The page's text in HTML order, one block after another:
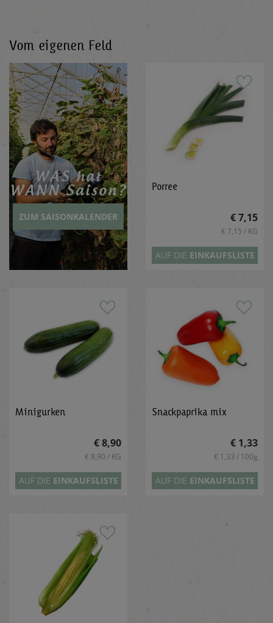
Vom eigenen Feld
WAS hat
WANN Sai­son?
ZUM SAISONKALENDER
Porree
€ 7,15
€ 7,15 / KG
AUF DIE EINKAUFSLISTE
Minigurken
€ 8,90
€ 8,90 / KG
AUF DIE EINKAUFSLISTE
Snackpaprika mix
€ 1,33
€ 1,33 / 100g
AUF DIE EINKAUFSLISTE